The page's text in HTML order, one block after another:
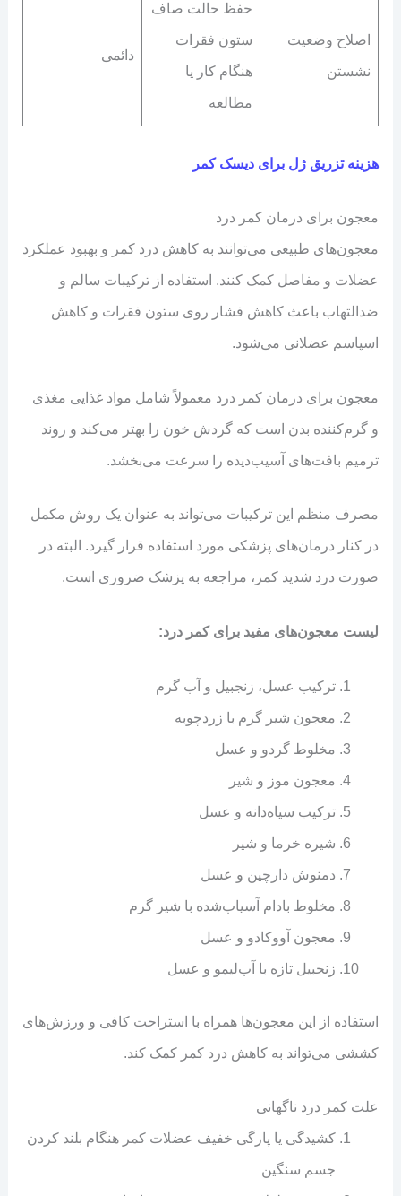
اصلاح وضعیت
نشستن
حفظ حالت صاف
ستون فقرات
هنگام کار یا
مطالعه
دائمی
هزینه تزریق ژل برای دیسک کمر
معجون برای درمان کمر درد
معجون‌های طبیعی می‌توانند به کاهش درد کمر و بهبود عملکرد
عضلات و مفاصل کمک کنند. استفاده از ترکیبات سالم و
ضدالتهاب باعث کاهش فشار روی ستون فقرات و کاهش
اسپاسم عضلانی می‌شود.
معجون برای درمان کمر درد معمولاً شامل مواد غذایی مغذی
و گرم‌کننده بدن است که گردش خون را بهتر می‌کند و روند
ترمیم بافت‌های آسیب‌دیده را سرعت می‌بخشد.
مصرف منظم این ترکیبات می‌تواند به عنوان یک روش مکمل
در کنار درمان‌های پزشکی مورد استفاده قرار گیرد. البته در
صورت درد شدید کمر، مراجعه به پزشک ضروری است.
لیست معجون‌های مفید برای کمر درد:
ترکیب عسل، زنجبیل و آب گرم
معجون شیر گرم با زردچوبه
مخلوط گردو و عسل
معجون موز و شیر
ترکیب سیاه‌دانه و عسل
شیره خرما و شیر
دمنوش دارچین و عسل
مخلوط بادام آسیاب‌شده با شیر گرم
معجون آووکادو و عسل
زنجبیل تازه با آب‌لیمو و عسل
استفاده از این معجون‌ها همراه با استراحت کافی و ورزش‌های
کششی می‌تواند به کاهش درد کمر کمک کند.
علت کمر درد ناگهانی
کشیدگی یا پارگی خفیف عضلات کمر هنگام بلند کردن
جسم سنگین